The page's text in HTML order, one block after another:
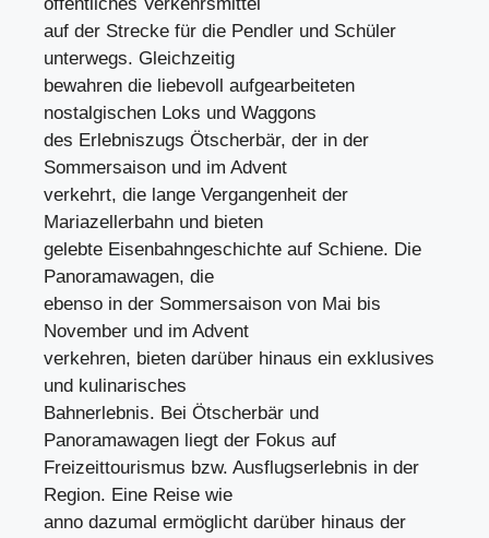
auf der Strecke für die Pendler und Schüler
unterwegs. Gleichzeitig
bewahren die liebevoll aufgearbeiteten
nostalgischen Loks und Waggons
des Erlebniszugs Ötscherbär, der in der
Sommersaison und im Advent
verkehrt, die lange Vergangenheit der
Mariazellerbahn und bieten
gelebte Eisenbahngeschichte auf Schiene. Die
Panoramawagen, die
ebenso in der Sommersaison von Mai bis
November und im Advent
verkehren, bieten darüber hinaus ein exklusives
und kulinarisches
Bahnerlebnis. Bei Ötscherbär und
Panoramawagen liegt der Fokus auf
Freizeittourismus bzw. Ausflugserlebnis in der
Region. Eine Reise wie
anno dazumal ermöglicht darüber hinaus der